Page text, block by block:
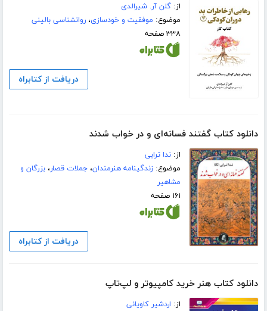
از:گلن آر. شیرالدی
موضوع: موفقیت و خودسازی،روانشناسی بالینی
۳۳۸ صفحه
دریافت از کتابراه
دانلود کتاب گفتند فسانه‌ای و در خواب شدند
از:ندا ترابی
موضوع:زندگینامه هنرمندان،جملات قصار،بزرگان و
مشاهیر
۱۶۱ صفحه
دریافت از کتابراه
دانلود کتاب هنر خرید کامپیوتر و لپ‌تاپ
از: اردشیر کاویانی